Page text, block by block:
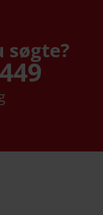
søgte?